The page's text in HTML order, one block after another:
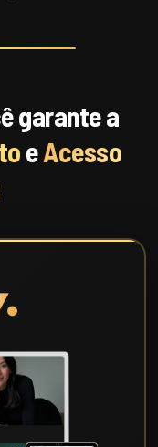
garante a
eAcesso